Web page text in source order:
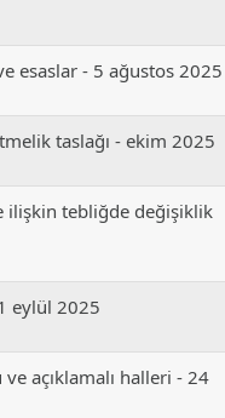
esaslar - 5 ağustos 2025
taslağı - ekim 2025
i̇lişkin tebliğde değişiklik
eylül 2025
ve açıklamalı halleri - 24